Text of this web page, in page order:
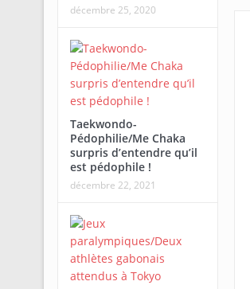
décembre 25, 2020
Taekwondo-
Pédophilie/Me Chaka
surpris d’entendre qu’il
est pédophile !
décembre 22, 2021